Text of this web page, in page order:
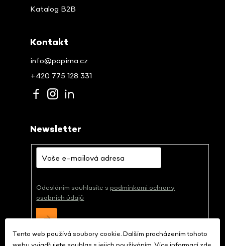
Tento web používá soubory cookie. Dalším procházením tohoto
Katalog B2B
Kontakt
info@papirna.cz
+420 775 128 331
Newsletter
Odesláním souhlasíte s podmínkami ochrany
osobních údajů